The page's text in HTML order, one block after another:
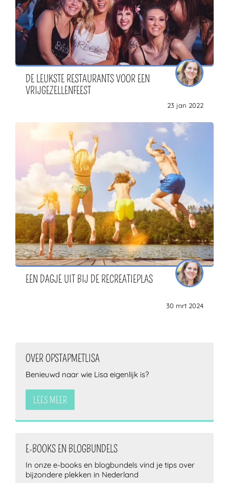
DE LEUKSTE RESTAURANTS VOOR EEN
VRIJGEZELLENFEEST
23 jan 2022
EEN DAGJE UIT BIJ DE RECREATIEPLAS
30 mrt 2024
OVER OPSTAPMETLISA
Benieuwd naar wie Lisa eigenlijk is?
LEES MEER
E-BOOKS EN BLOGBUNDELS
In onze e-books en blogbundels vind je tips over
bijzondere plekken in Nederland